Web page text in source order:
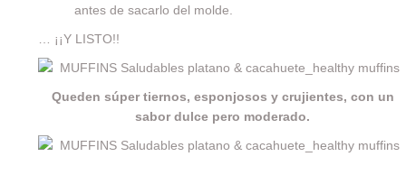
antes de sacarlo del molde.
… ¡¡Y LISTO!!
Queden súper tiernos, esponjosos y crujientes, con un
sabor dulce pero moderado.